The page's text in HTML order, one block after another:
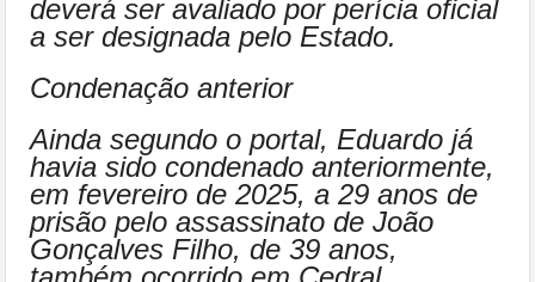
deverá ser avaliado por perícia oficial
a ser designada pelo Estado.
Condenação anterior
Ainda segundo o portal, Eduardo já
havia sido condenado anteriormente,
em fevereiro de 2025, a 29 anos de
prisão pelo assassinato de João
Gonçalves Filho, de 39 anos,